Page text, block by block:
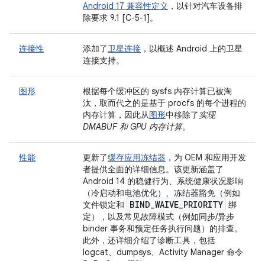
Android 17 兼容性定义 ，以针对汽车设备排
除要求 9.1 [C-5-1]。
连接性 添加了卫星连接 ，以概述 Android 上的卫星
连接支持。
图形
根据每个缓冲区的 sysfs 内存计算已被淘
汰，取而代之的是基于 procfs 的每个进程的
内存计算，因此从图形中移除了实现
DMABUF 和 GPU 内存计算。
性能 更新了缓存应用冻结器 ，为 OEM 和应用开发
者提供全面的详细信息。该更新涵盖了
Android 14 的稳健行为、系统健康状况影响
（冷启动和电池优化）、冻结器豁免（例如
文件锁定和
BIND_WAIVE_PRIORITY 绑
定），以及常见故障模式（例如同步/异步
binder 事务和预定任务执行问题）的排查。
此外，还详细介绍了诊断工具，包括
logcat、dumpsys、Activity Manager 命令